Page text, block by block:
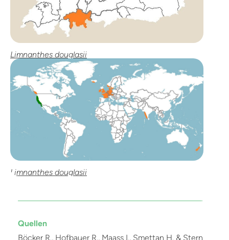
Limnanthes douglasii
Limnanthes douglasii
Quellen
Böcker R., Hofbauer R., Maass I., Smettan H. & Stern